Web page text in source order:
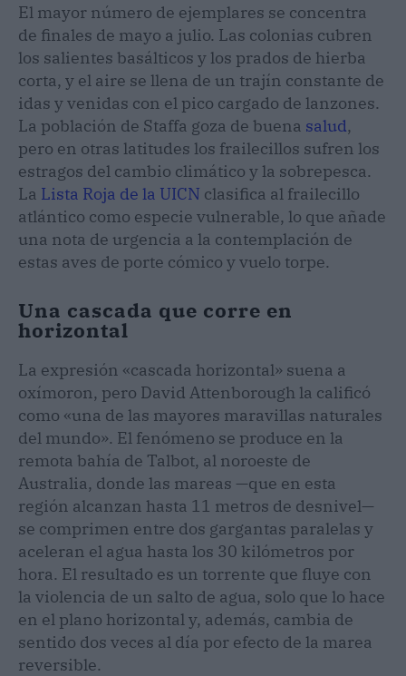
El mayor número de ejemplares se concentra
de finales de mayo a julio. Las colonias cubren
los salientes basálticos y los prados de hierba
corta, y el aire se llena de un trajín constante de
idas y venidas con el pico cargado de lanzones.
La población de Staffa goza de buena salud,
pero en otras latitudes los frailecillos sufren los
estragos del cambio climático y la sobrepesca.
La Lista Roja de la UICN clasifica al frailecillo
atlántico como especie vulnerable, lo que añade
una nota de urgencia a la contemplación de
estas aves de porte cómico y vuelo torpe.
Una cascada que corre en
horizontal
La expresión «cascada horizontal» suena a
oxímoron, pero David Attenborough la calificó
como «una de las mayores maravillas naturales
del mundo». El fenómeno se produce en la
remota bahía de Talbot, al noroeste de
Australia, donde las mareas —que en esta
región alcanzan hasta 11 metros de desnivel—
se comprimen entre dos gargantas paralelas y
aceleran el agua hasta los 30 kilómetros por
hora. El resultado es un torrente que fluye con
la violencia de un salto de agua, solo que lo hace
en el plano horizontal y, además, cambia de
sentido dos veces al día por efecto de la marea
reversible.